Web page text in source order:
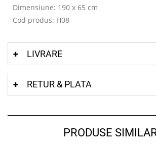
Dimensiune: 190 x 65 cm
Cod produs: H08
LIVRARE
RETUR & PLATA
PRODUSE